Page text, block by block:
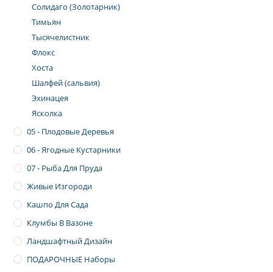
Солидаго (Золотарник)
Тимьян
Тысячелистник
Флокс
Хоста
Шалфей (сальвия)
Эхинацея
Ясколка
05 - Плодовые Деревья
06 - Ягодные Кустарники
07 - Рыба Для Пруда
Живые Изгороди
Кашпо Для Сада
Клумбы В Вазоне
Ландшафтный Дизайн
ПОДАРОЧНЫЕ Наборы